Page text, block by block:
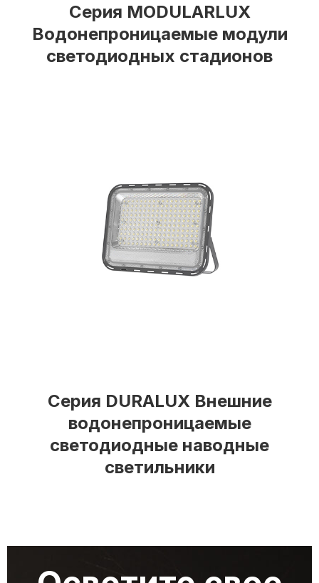
Серия MODULARLUX
Водонепроницаемые модули
светодиодных стадионов
Серия DURALUX Внешние
водонепроницаемые
светодиодные наводные
светильники